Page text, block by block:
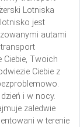
Lotniska
jest
autami
Twoich
Ciebie z
i w nocy.
zaledwie
w terenie